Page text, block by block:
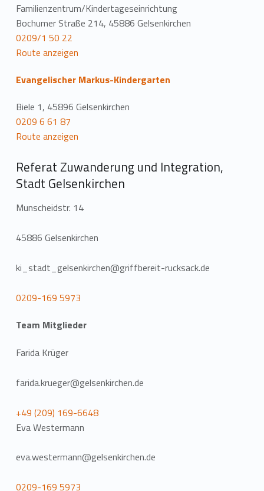
Familienzentrum/Kindertageseinrichtung
Bochumer Straße 214, 45886 Gelsenkirchen
0209/1 50 22
Route anzeigen
Evangelischer Markus-Kindergarten
Biele 1, 45896 Gelsenkirchen
0209 6 61 87
Route anzeigen
Referat Zuwanderung und Integration,
Stadt Gelsenkirchen
Munscheidstr. 14
45886 Gelsenkirchen
ki_stadt_gelsenkirchen@griffbereit-rucksack.de
0209-169 5973
Team Mitglieder
Farida Krüger
farida.krueger@gelsenkirchen.de
+49 (209) 169-6648
Eva Westermann
eva.westermann@gelsenkirchen.de
0209-169 5973